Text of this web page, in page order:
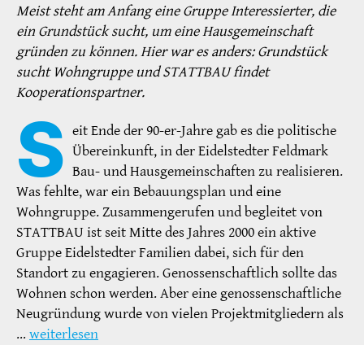
Meist steht am Anfang eine Gruppe Interessierter, die
ein Grundstück sucht, um eine Hausgemeinschaft
gründen zu können. Hier war es anders: Grundstück
sucht Wohngruppe und STATTBAU findet
Kooperationspartner.
S eit Ende der 90-er-Jahre gab es die politische
Übereinkunft, in der Eidelstedter Feldmark
Bau- und Hausgemeinschaften zu realisieren.
Was fehlte, war ein Bebauungsplan und eine
Wohngruppe. Zusammengerufen und begleitet von
STATTBAU ist seit Mitte des Jahres 2000 ein aktive
Gruppe Eidelstedter Familien dabei, sich für den
Standort zu engagieren. Genossenschaftlich sollte das
Wohnen schon werden. Aber eine genossenschaftliche
Neugründung wurde von vielen Projektmitgliedern als
… weiterlesen